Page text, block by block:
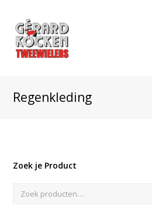
Regenkleding
Zoek je Product